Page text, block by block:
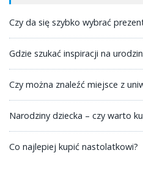
Czy da się szybko wybrać
Gdzie szukać inspiracji na
Czy można znaleźć miejsce z
Narodziny dziecka – czy warto
Co najlepiej kupić nastolatkowi?